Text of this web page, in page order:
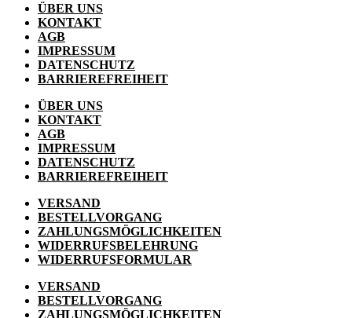
ÜBER UNS
KONTAKT
AGB
IMPRESSUM
DATENSCHUTZ
BARRIEREFREIHEIT
ÜBER UNS
KONTAKT
AGB
IMPRESSUM
DATENSCHUTZ
BARRIEREFREIHEIT
VERSAND
BESTELLVORGANG
ZAHLUNGSMÖGLICHKEITEN
WIDERRUFSBELEHRUNG
WIDERRUFSFORMULAR
VERSAND
BESTELLVORGANG
ZAHLUNGSMÖGLICHKEITEN